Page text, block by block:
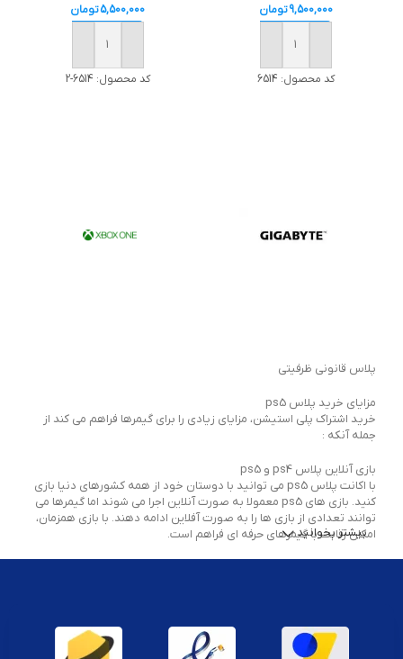
9,500,000تومان
خرید
کد محصول: 6514
5,500,000تومان
خرید
کد محصول: 6514-2
پلاس قانونی ظرفیتی
مزایای خرید پلاس ps5
خرید اشتراک پلی استیشن، مزایای زیادی را برای گیمرها فراهم می کند از
جمله آنکه :
بازی آنلاین پلاس ps4 و ps5
با اکانت پلاس ps5 می توانید با دوستان خود از همه کشورهای دنیا بازی
کنید. بازی های ps5 معمولا به صورت آنلاین اجرا می شوند اما گیمرها می
توانند تعدادی از بازی ها را به صورت آفلاین ادامه دهند. با بازی همزمان،
امکان رقابت با گیمرهای حرفه ای فراهم است.
باشد، قابل دریافت هستند.
بیشتر بخوانید